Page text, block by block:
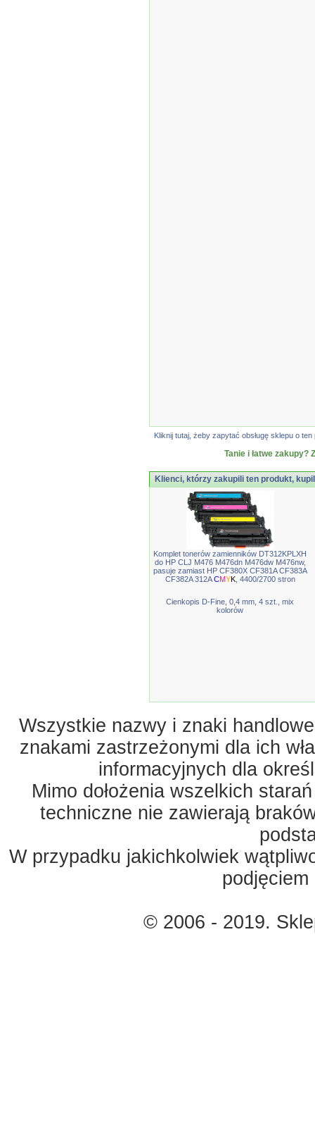
Kliknij tutaj, żeby zapytać obsługę sklepu o
Tanie i łatwe
Klienci, którzy zakupili ten produkt,
Komplet tonerów zamienników DT312KPLXH
do HP CLJ M476 M476dn M476dw M476nw,
pasuje zamiast HP CF380X CF381A CF383A
CF382A 312ACMYK, 4400/2700 stron
Cienkopis D-Fine, 0,4 mm, 4 szt., mix
kolorów
Wszystkie nazwy i znaki
znakami zastrzeżonymi dla ich
informacyjnych dla
Mimo dołożenia wszelkich
techniczne nie zawierają
W przypadku jakichkolwiek
© 2006 - 2019.